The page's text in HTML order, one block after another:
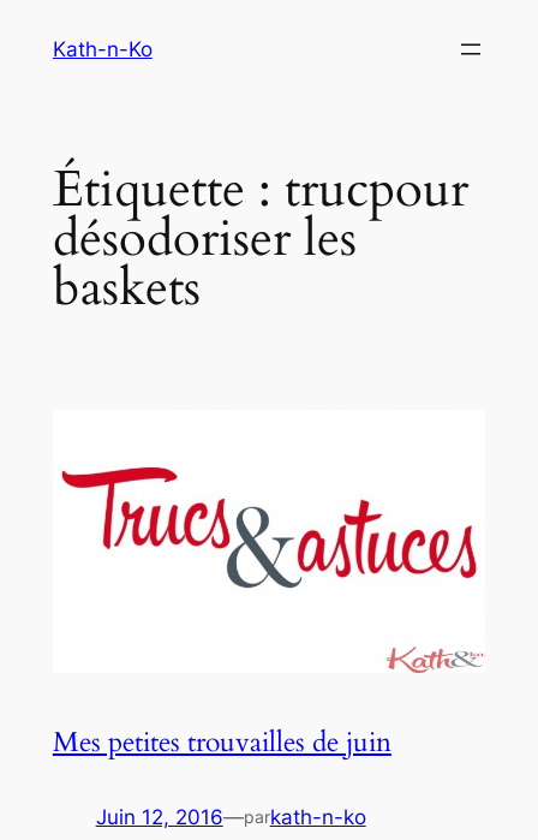
Kath-n-Ko
Étiquette : trucpour
désodoriser les
baskets
Mes petites trouvailles de juin
Juin 12, 2016—parkath-n-ko